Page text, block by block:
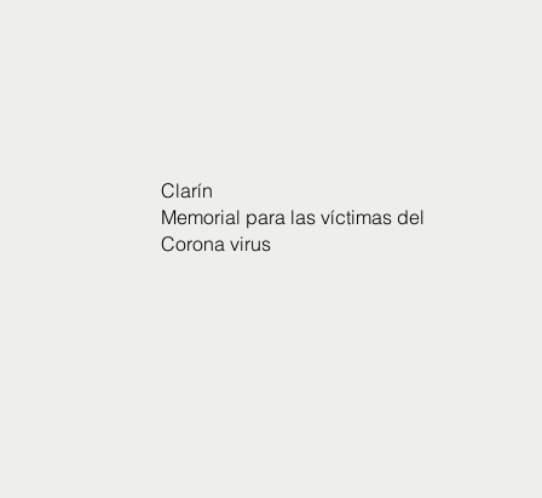
Clarín
Memorial para las víctimas del
Corona virus